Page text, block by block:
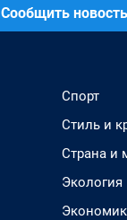
Сообщить новость
Спорт
Стиль и
Страна и
Экология